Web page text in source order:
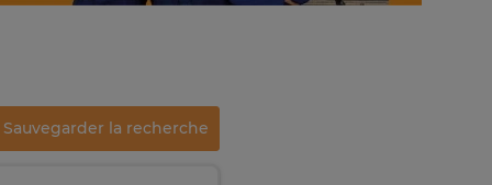
Sauvegarder la recherche